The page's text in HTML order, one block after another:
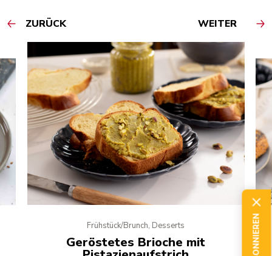
ZURÜCK WEITER
Frühstück/Brunch, Desserts
Geröstetes Brioche mit